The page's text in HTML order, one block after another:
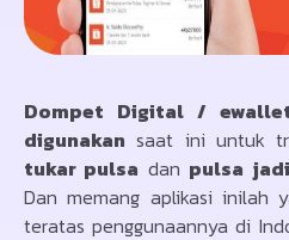
Dompet Digital /
digunakan saat ini untuk
tukar pulsa dan pulsa
Dan memang aplikasi inilah
teratas penggunaannya di